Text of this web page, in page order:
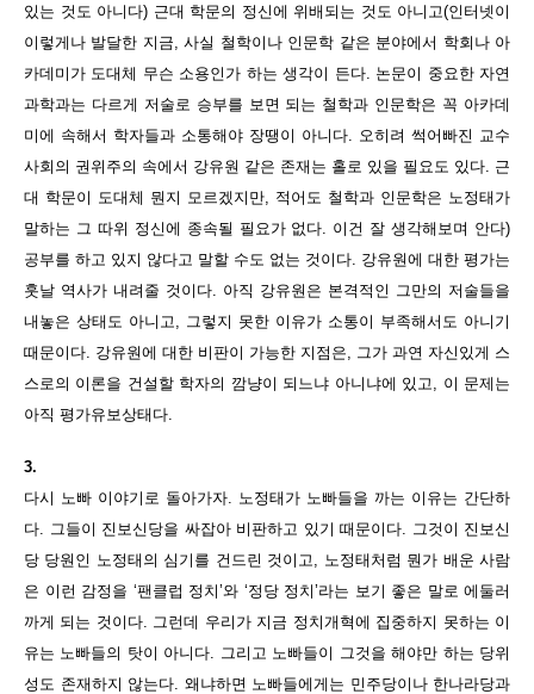
있는 것도 아니다) 근대 학문의 정신에 위배되는 것도 아니고(인터넷이
이렇게나 발달한 지금, 사실 철학이나 인문학 같은 분야에서 학회나 아
카데미가 도대체 무슨 소용인가 하는 생각이 든다. 논문이 중요한 자연
과학과는 다르게 저술로 승부를 보면 되는 철학과 인문학은 꼭 아카데
미에 속해서 학자들과 소통해야 장땡이 아니다. 오히려 썩어빠진 교수
사회의 권위주의 속에서 강유원 같은 존재는 홀로 있을 필요도 있다. 근
대 학문이 도대체 뭔지 모르겠지만, 적어도 철학과 인문학은 노정태가
말하는 그 따위 정신에 종속될 필요가 없다. 이건 잘 생각해보며 안다)
공부를 하고 있지 않다고 말할 수도 없는 것이다. 강유원에 대한 평가는
훗날 역사가 내려줄 것이다. 아직 강유원은 본격적인 그만의 저술들을
내놓은 상태도 아니고, 그렇지 못한 이유가 소통이 부족해서도 아니기
때문이다. 강유원에 대한 비판이 가능한 지점은, 그가 과연 자신있게 스
스로의 이론을 건설할 학자의 깜냥이 되느냐 아니냐에 있고, 이 문제는
아직 평가유보상태다.
3.
다시 노빠 이야기로 돌아가자. 노정태가 노빠들을 까는 이유는 간단하
다. 그들이 진보신당을 싸잡아 비판하고 있기 때문이다. 그것이 진보신
당 당원인 노정태의 심기를 건드린 것이고, 노정태처럼 뭔가 배운 사람
은 이런 감정을 ‘팬클럽 정치’와 ‘정당 정치’라는 보기 좋은 말로 에둘러
까게 되는 것이다. 그런데 우리가 지금 정치개혁에 집중하지 못하는 이
유는 노빠들의 탓이 아니다. 그리고 노빠들이 그것을 해야만 하는 당위
성도 존재하지 않는다. 왜냐하면 노빠들에게는 민주당이나 한나라당과